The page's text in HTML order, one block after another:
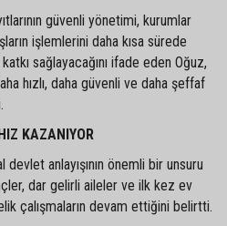
güvenli yönetimi, kurumlar
işlemlerini daha kısa sürede
sağlayacağını ifade eden Oğuz,
hızlı, daha güvenli ve daha şeffaf
KAZANIYOR
anlayışının önemli bir unsuru
dar gelirli aileler ve ilk kez ev
çalışmaların devam ettiğini belirtti.